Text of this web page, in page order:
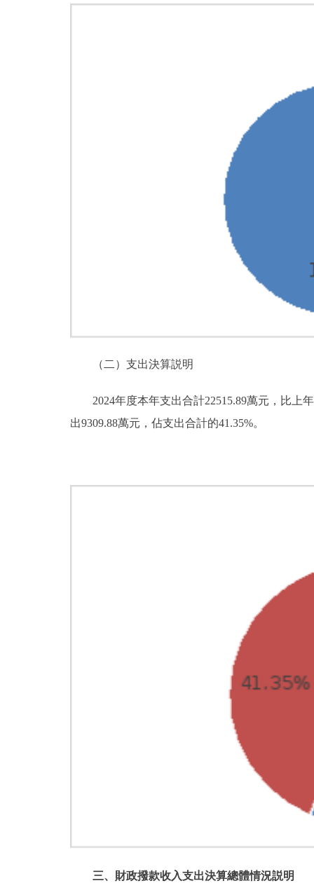
（二）支出決算説明
2024年度本年支出合計22515.89萬元，比上
出9309.88萬元，佔支出合計的41.35%。
三、財政撥款收入支出決算總體情況説明